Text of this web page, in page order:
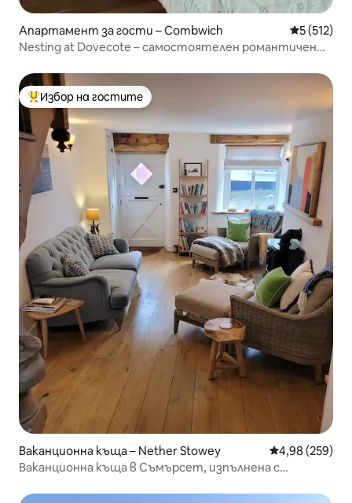
Апартамент за гости – Combwich Средна
5 (512)
Nesting at Dovecote – самостоятелен романтичен
Най-популярен избор на гостите
Избор на гостите
Ваканционна къща – Nether Stowey Средна
4,98 (259)
Ваканционна къща в Съмърсет, изпълнена с